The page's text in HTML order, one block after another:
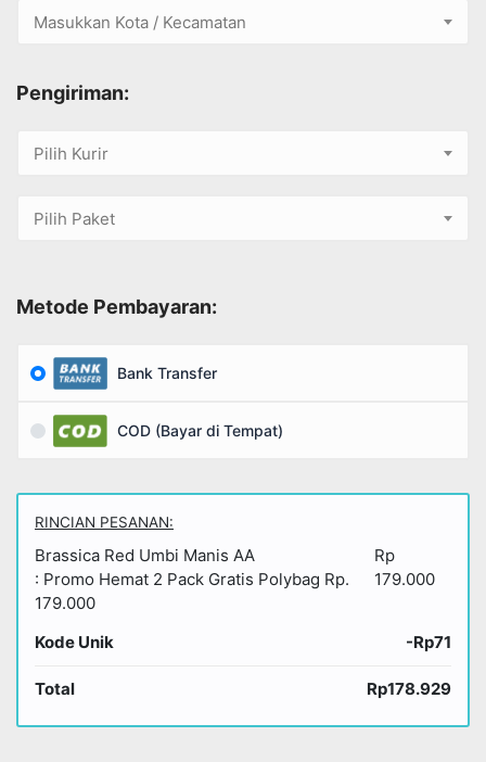
Masukkan Kota / Kecamatan
Pengiriman:
Pilih Kurir
Pilih Paket
Metode Pembayaran:
Bank Transfer
COD (Bayar di Tempat)
RINCIAN PESANAN:
Brassica Red Umbi Manis AA
: Promo Hemat 2 Pack Gratis Polybag Rp.
179.000
Rp
179.000
Kode Unik -Rp71
Total Rp178.929